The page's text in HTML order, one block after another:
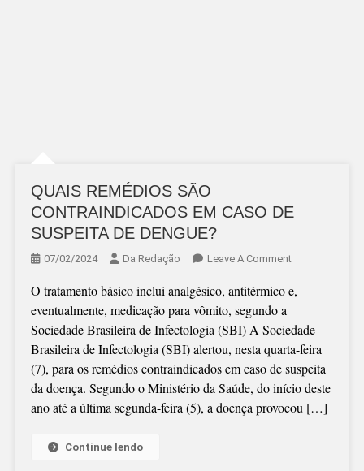
QUAIS REMÉDIOS SÃO
CONTRAINDICADOS EM CASO DE
SUSPEITA DE DENGUE?
07/02/2024 Da Redação Leave A CommentOn
REMÉDIOS
EM
CASO
DE
SUSPEITA
O tratamento básico inclui analgésico, antitérmico e,
eventualmente, medicação para vômito, segundo a
Sociedade Brasileira de Infectologia (SBI) A Sociedade
Brasileira de Infectologia (SBI) alertou, nesta quarta-feira
(7), para os remédios contraindicados em caso de suspeita
da doença. Segundo o Ministério da Saúde, do início deste
ano até a última segunda-feira (5), a doença provocou […]
Continue lendo